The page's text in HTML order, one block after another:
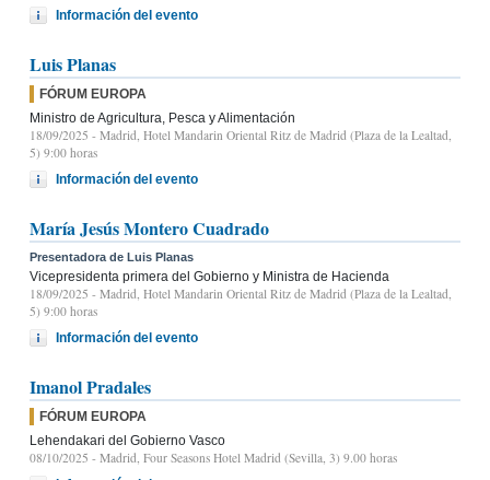
Información del evento
Luis Planas
FÓRUM EUROPA
Ministro de Agricultura, Pesca y Alimentación
18/09/2025 - Madrid, Hotel Mandarin Oriental Ritz de Madrid (Plaza de la Lealtad,
5) 9:00 horas
Información del evento
María Jesús Montero Cuadrado
Presentadora de Luis Planas
Vicepresidenta primera del Gobierno y Ministra de Hacienda
18/09/2025 - Madrid, Hotel Mandarin Oriental Ritz de Madrid (Plaza de la Lealtad,
5) 9:00 horas
Información del evento
Imanol Pradales
FÓRUM EUROPA
Lehendakari del Gobierno Vasco
08/10/2025 - Madrid, Four Seasons Hotel Madrid (Sevilla, 3) 9.00 horas